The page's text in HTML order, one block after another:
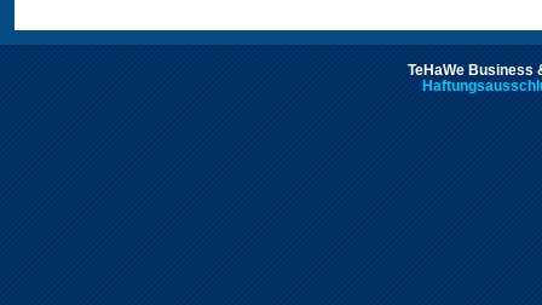
TeHaWe Business